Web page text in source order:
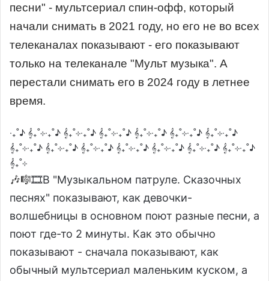
песни" - мультсериал спин-офф, который
начали снимать в 2021 году, но его не во всех
телеканалах показывают - его показывают
только на телеканале "Мульт музыка". А
перестали снимать его в 2024 году в летнее
время.
‧₊˚♪ 𝄞₊˚⊹‧₊˚♪ 𝄞₊˚⊹‧₊˚♪ 𝄞₊˚⊹‧₊˚♪ 𝄞₊˚⊹‧₊˚♪ 𝄞₊˚⊹‧₊˚♪ 𝄞₊˚⊹‧₊˚♪
𝄞₊˚⊹‧₊˚♪ 𝄞₊˚⊹‧₊˚♪ 𝄞₊˚⊹‧₊˚♪ 𝄞₊˚⊹‧₊˚♪ 𝄞₊˚⊹‧₊˚♪ 𝄞₊˚⊹‧₊˚♪ 𝄞₊˚⊹‧₊˚♪
𝄞₊˚⊹
🎶🎼🎞В "Музыкальном патруле. Сказочных
песнях" показывают, как девочки-
волшебницы в основном поют разные песни, а
поют где-то 2 минуты. Как это обычно
показывают - сначала показывают, как
обычный мультсериал маленьким куском, а